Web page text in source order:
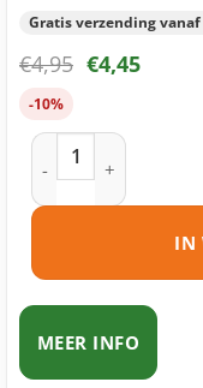
Gratis verzending vanaf
€4,95 €4,45
-10%
Epson 18XL
IN
MEER INFO